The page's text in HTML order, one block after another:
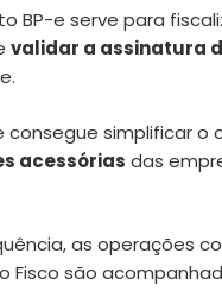
BP-e serve para
validar a assinatura
consegue simplificar o
acessórias das
as operações
Fisco são